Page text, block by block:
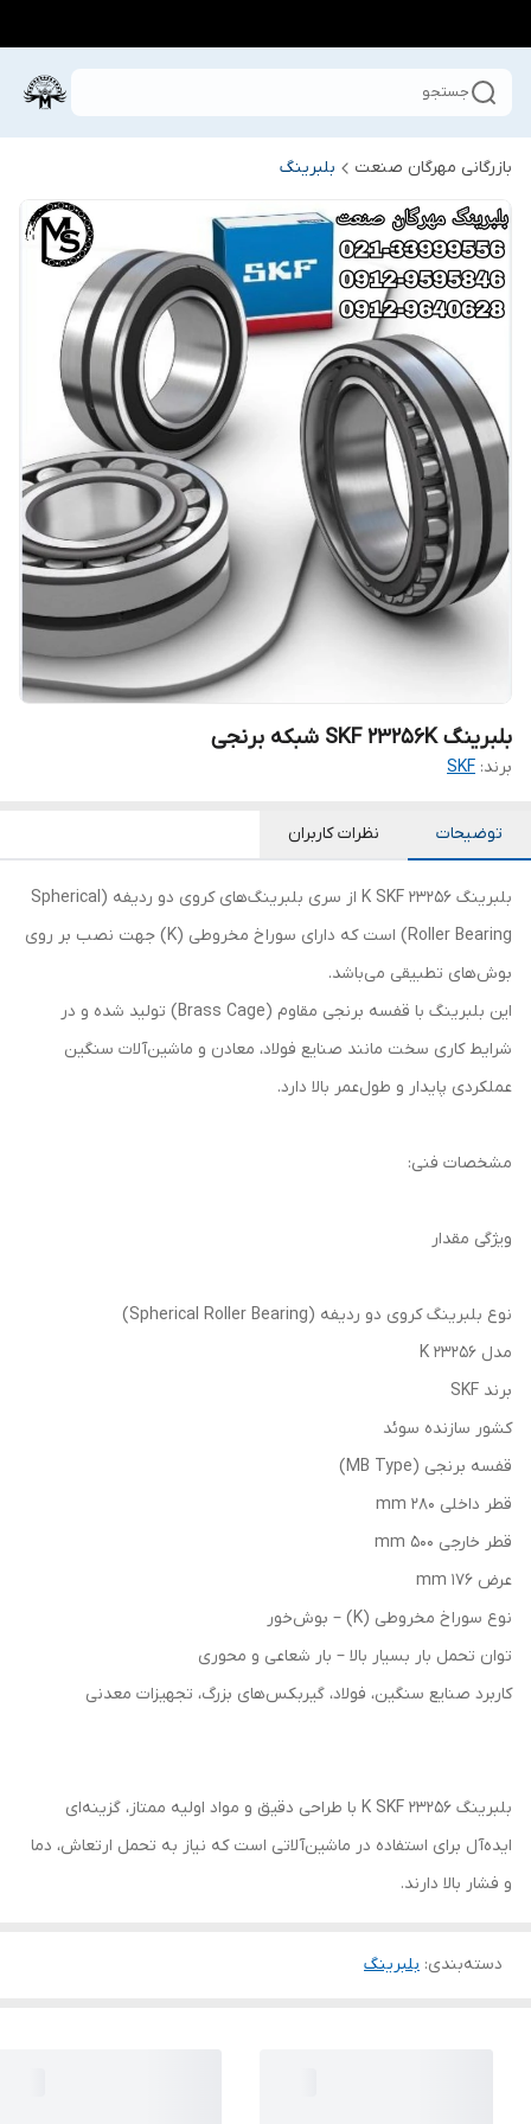
جستجو
بازرگانی مهرگان صنعت بلبرینگ
بلبرینگ SKF 23256K شبکه برنجی
برند: SKF
توضیحات نظرات کاربران
بلبرینگ 23256 K SKF از سری بلبرینگ‌های کروی دو ردیفه (Spherical
Roller Bearing) است که دارای سوراخ مخروطی (K) جهت نصب بر روی
بوش‌های تطبیقی می‌باشد.
این بلبرینگ با قفسه برنجی مقاوم (Brass Cage) تولید شده و در
شرایط کاری سخت مانند صنایع فولاد، معادن و ماشین‌آلات سنگین
عملکردی پایدار و طول‌عمر بالا دارد.
مشخصات فنی:
ویژگی مقدار
نوع بلبرینگ کروی دو ردیفه (Spherical Roller Bearing)
مدل 23256 K
برند SKF
کشور سازنده سوئد
قفسه برنجی (MB Type)
قطر داخلی 280 mm
قطر خارجی 500 mm
عرض 176 mm
نوع سوراخ مخروطی (K) – بوش‌خور
توان تحمل بار بسیار بالا – بار شعاعی و محوری
کاربرد صنایع سنگین، فولاد، گیربکس‌های بزرگ، تجهیزات معدنی
بلبرینگ 23256 K SKF با طراحی دقیق و مواد اولیه ممتاز، گزینه‌ای
ایده‌آل برای استفاده در ماشین‌آلاتی است که نیاز به تحمل ارتعاش، دما
و فشار بالا دارند.
دسته‌بندی: بلبرینگ